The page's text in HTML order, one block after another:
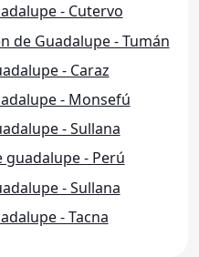
- Cutervo
de Guadalupe - Tumán
- Caraz
- Monsefú
- Sullana
guadalupe - Perú
- Sullana
- Tacna